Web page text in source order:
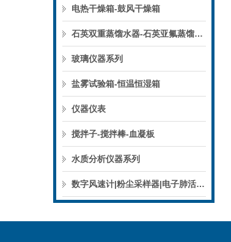
电热干燥箱-鼓风干燥箱
石英双重蒸馏水器-石英亚氟蒸馏水器
玻璃仪器系列
盐雾试验箱-恒温恒湿箱
仪器仪表
搅拌子-搅拌棒-血凝板
水质分析仪器系列
数字风速计|粉尘采样器|电子肺活量计